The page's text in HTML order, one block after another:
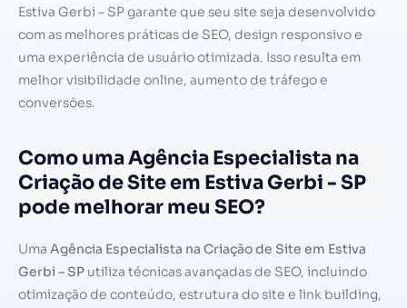
Estiva Gerbi – SP garante que seu site seja desenvolvido
com as melhores práticas de SEO, design responsivo e
uma experiência de usuário otimizada. Isso resulta em
melhor visibilidade online, aumento de tráfego e
conversões.
Como uma Agência Especialista na
Criação de Site em Estiva Gerbi - SP
pode melhorar meu SEO?
Uma Agência Especialista na Criação de Site em Estiva
Gerbi – SP utiliza técnicas avançadas de SEO, incluindo
otimização de conteúdo, estrutura do site e link building,